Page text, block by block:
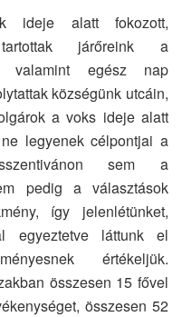
ideje alatt fokozott,
járőreink a
valamint egész nap
községünk utcáin,
a voks ideje alatt
legyenek célpontjai a
sem a
pedig a választások
így jelenlétünket,
egyeztetve láttunk el
értékeljük.
összesen 15 fővel
összesen 52